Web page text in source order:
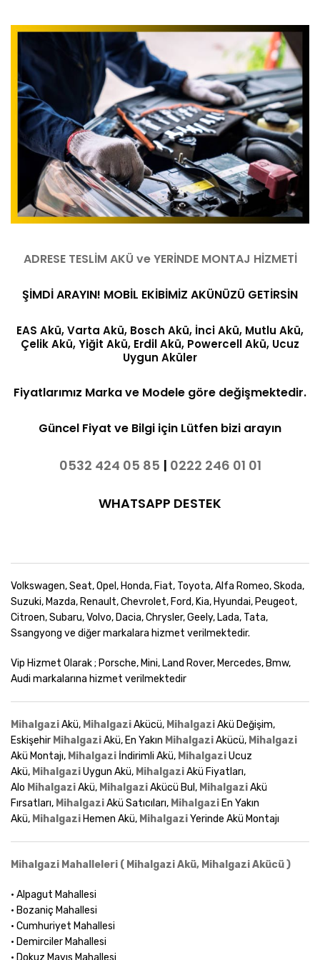
ADRESE TESLİM AKÜ ve YERİNDE MONTAJ HİZMETİ
ŞİMDİ ARAYIN! MOBİL EKİBİMİZ AKÜNÜZÜ GETİRSİN
EAS Akü, Varta Akü, Bosch Akü, İnci Akü, Mutlu Akü,
Çelik Akü, Yiğit Akü, Erdil Akü, Powercell Akü, Ucuz
Uygun Aküler
Fiyatlarımız Marka ve Modele göre değişmektedir.
Güncel Fiyat ve Bilgi için Lütfen bizi arayın
0532 424 05 85 | 0222 246 01 01
WHATSAPP DESTEK
Volkswagen, Seat, Opel, Honda, Fiat, Toyota, Alfa Romeo, Skoda,
Suzuki, Mazda, Renault, Chevrolet, Ford, Kia, Hyundai, Peugeot,
Citroen, Subaru, Volvo, Dacia, Chrysler, Geely, Lada, Tata,
Ssangyong ve diğer markalara hizmet verilmektedir.
Vip Hizmet Olarak ; Porsche, Mini, Land Rover, Mercedes, Bmw,
Audi markalarına hizmet verilmektedir
MihalgaziAkü, MihalgaziAkücü, MihalgaziAkü Değişim,
Eskişehir MihalgaziAkü, En Yakın MihalgaziAkücü, Mihalgazi
Akü Montajı, Mihalgazi İndirimli Akü, MihalgaziUcuz
Akü, MihalgaziUygun Akü, MihalgaziAkü Fiyatları,
Alo MihalgaziAkü, MihalgaziAkücü Bul, MihalgaziAkü
Fırsatları, MihalgaziAkü Satıcıları, Mihalgazi En Yakın
Akü, Mihalgazi Hemen Akü, MihalgaziYerinde Akü Montajı
Mihalgazi Mahalleleri ( Mihalgazi Akü, Mihalgazi Akücü )
• Alpagut Mahallesi
• Bozaniç Mahallesi
• Cumhuriyet Mahallesi
• Demirciler Mahallesi